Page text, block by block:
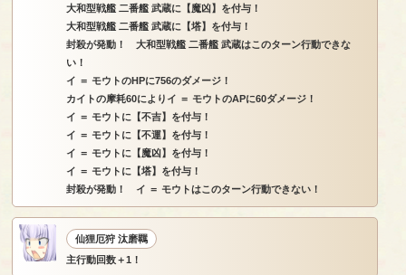
大和型戦艦 二番艦 武蔵に【魔凶】を付与！
大和型戦艦 二番艦 武蔵に【塔】を付与！
封殺が発動！ 大和型戦艦 二番艦 武蔵はこのターン行動できな
い！
イ ＝ モウトのHPに756のダメージ！
カイトの摩耗60によりイ ＝ モウトのAPに60ダメージ！
イ ＝ モウトに【不吉】を付与！
イ ＝ モウトに【不運】を付与！
イ ＝ モウトに【魔凶】を付与！
イ ＝ モウトに【塔】を付与！
封殺が発動！ イ ＝ モウトはこのターン行動できない！
仙狸厄狩 汰磨羈
主行動回数＋1！